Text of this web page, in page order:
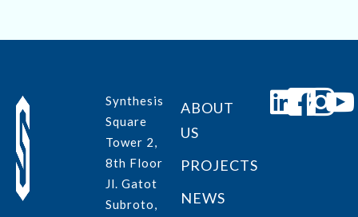
Synthesis
Square
Tower 2,
8th Floor
Jl. Gatot
Subroto,
ABOUT
US
PROJECTS
NEWS